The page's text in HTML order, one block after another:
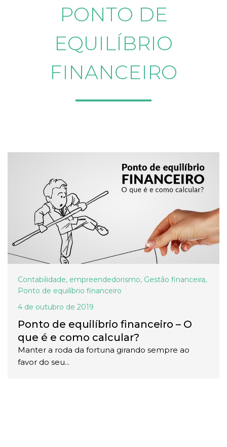
PONTO DE
EQUILÍBRIO
FINANCEIRO
Contabilidade, empreendedorismo, Gestão financeira,
Ponto de equilíbrio financeiro
4 de outubro de 2019
Ponto de equilíbrio financeiro – O
que é e como calcular?
Manter a roda da fortuna girando sempre ao
favor do seu...